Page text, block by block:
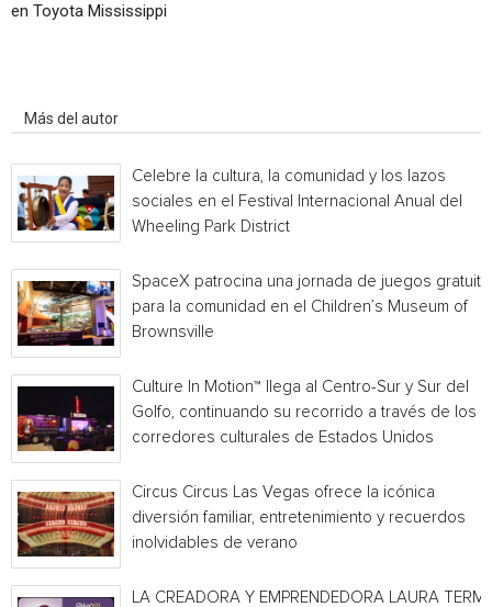
en Toyota Mississippi
Más del autor
Celebre la cultura, la comunidad y los lazos
sociales en el Festival Internacional Anual del
Wheeling Park District
SpaceX patrocina una jornada de juegos gratuita
para la comunidad en el Children’s Museum of
Brownsville
Culture In Motion™ llega al Centro-Sur y Sur del
Golfo, continuando su recorrido a través de los
corredores culturales de Estados Unidos
Circus Circus Las Vegas ofrece la icónica
diversión familiar, entretenimiento y recuerdos
inolvidables de verano
LA CREADORA Y EMPRENDEDORA LAURA